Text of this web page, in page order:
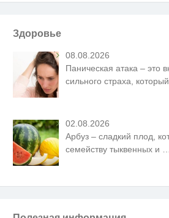
Здоровье
08.08.2026
Паническая атака – это
сильного страха,
02.08.2026
Арбуз – сладкий плод,
семейству тыквенных и